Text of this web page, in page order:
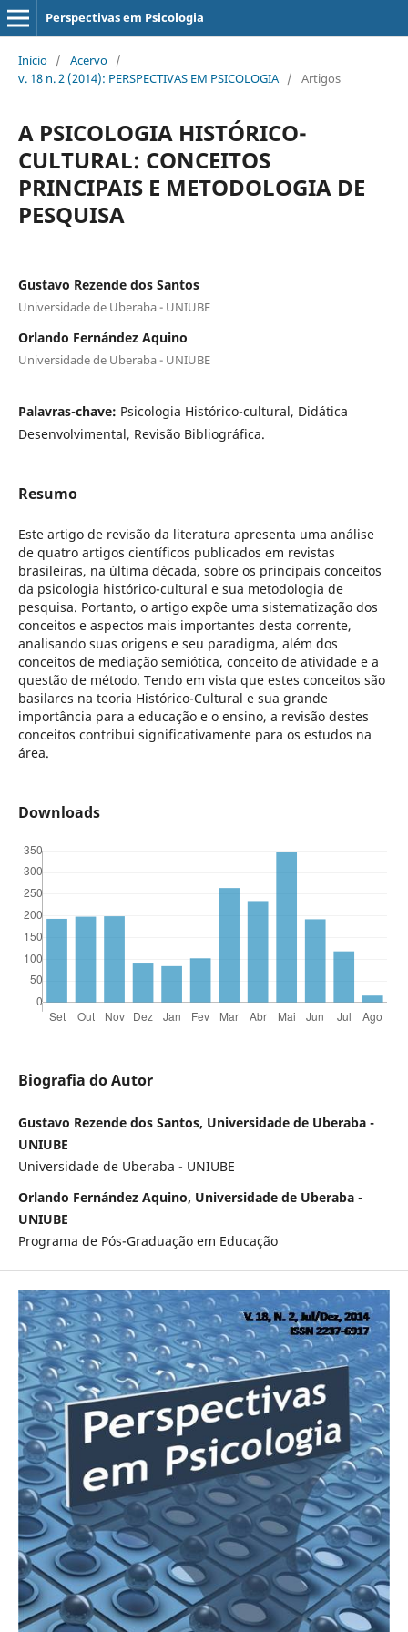
Perspectivas em Psicologia
Início / Acervo /
v. 18 n. 2 (2014): PERSPECTIVAS EM PSICOLOGIA / Artigos
A PSICOLOGIA HISTÓRICO-
CULTURAL: CONCEITOS
PRINCIPAIS E METODOLOGIA DE
PESQUISA
Gustavo Rezende dos Santos
Universidade de Uberaba - UNIUBE
Orlando Fernández Aquino
Universidade de Uberaba - UNIUBE
Palavras-chave: Psicologia Histórico-cultural, Didática
Desenvolvimental, Revisão Bibliográfica.
Resumo
Este artigo de revisão da literatura apresenta uma análise
de quatro artigos científicos publicados em revistas
brasileiras, na última década, sobre os principais conceitos
da psicologia histórico-cultural e sua metodologia de
pesquisa. Portanto, o artigo expõe uma sistematização dos
conceitos e aspectos mais importantes desta corrente,
analisando suas origens e seu paradigma, além dos
conceitos de mediação semiótica, conceito de atividade e a
questão de método. Tendo em vista que estes conceitos são
basilares na teoria Histórico-Cultural e sua grande
importância para a educação e o ensino, a revisão destes
conceitos contribui significativamente para os estudos na
área.
Downloads
Biografia do Autor
Gustavo Rezende dos Santos, Universidade de Uberaba -
UNIUBE
Universidade de Uberaba - UNIUBE
Orlando Fernández Aquino, Universidade de Uberaba -
UNIUBE
Programa de Pós-Graduação em Educação